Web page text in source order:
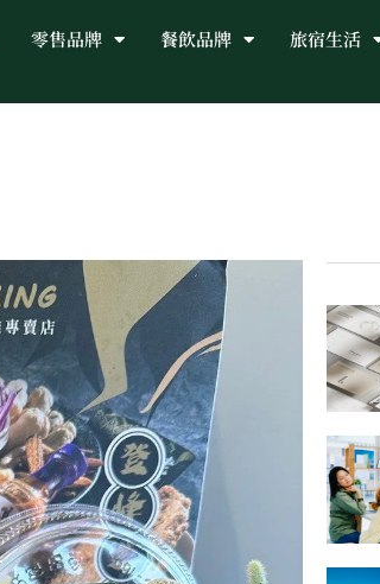
零售品牌 餐飲品牌 旅宿生活